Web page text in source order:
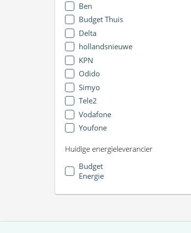
Ben
Budget Thuis
Delta
hollandsnieuwe
KPN
Odido
Simyo
Tele2
Vodafone
Youfone
Huidige energieleverancier
Budget
Energie